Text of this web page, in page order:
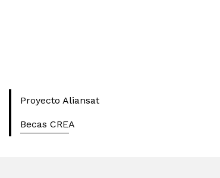
Proyecto Aliansat
Becas CREA